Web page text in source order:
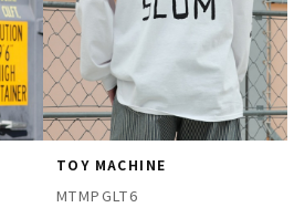
TOY MACHINE
MTMPGLT6